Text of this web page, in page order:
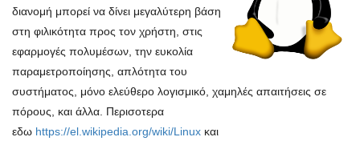
διανομή μπορεί να δίνει μεγαλύτερη βάση
στη φιλικότητα προς τον χρήστη, στις
εφαρμογές πολυμέσων, την ευκολία
παραμετροποίησης, απλότητα του
συστήματος, μόνο ελεύθερο λογισμικό, χαμηλές απαιτήσεις σε
πόρους, και άλλα. Περισοτερα
εδω https://el.wikipedia.org/wiki/Linux και